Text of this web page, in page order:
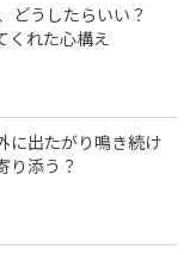
どうしたらいい？
くれた心構え
に出たがり鳴き続け
添う？